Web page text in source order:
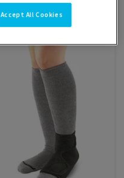
Ordenar
Accept All Cookies